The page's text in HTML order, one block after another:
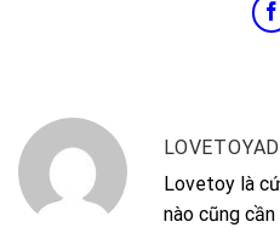
Lovetoy là
nào cũng